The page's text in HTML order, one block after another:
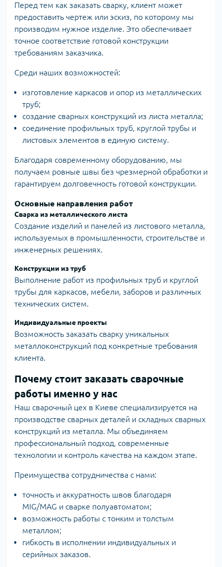
Перед тем как заказать сварку, клиент может
предоставить чертеж или эскиз, по которому мы
производим нужное изделие. Это обеспечивает
точное соответствие готовой конструкции
требованиям заказчика.
Среди наших возможностей:
изготовление каркасов и опор из металлических
труб;
создание сварных конструкций из листа металла;
соединение профильных труб, круглой трубы и
листовых элементов в единую систему.
Благодаря современному оборудованию, мы
получаем ровные швы без чрезмерной обработки и
гарантируем долговечность готовой конструкции.
Основные направления работ
Сварка из металлического листа
Создание изделий и панелей из листового металла,
используемых в промышленности, строительстве и
инженерных решениях.
Конструкции из труб
Выполнение работ из профильных труб и круглой
трубы для каркасов, мебели, заборов и различных
технических систем.
Индивидуальные проекты
Возможность заказать сварку уникальных
металлоконструкций под конкретные требования
клиента.
Почему стоит заказать сварочные
работы именно у нас
Наш сварочный цех в Киеве специализируется на
производстве сварных деталей и складных сварных
конструкций из металла. Мы объединяем
профессиональный подход, современные
технологии и контроль качества на каждом этапе.
Преимущества сотрудничества с нами:
точность и аккуратность швов благодаря
MIG/MAG и сварке полуавтоматом;
возможность работы с тонким и толстым
металлом;
гибкость в исполнении индивидуальных и
серийных заказов.